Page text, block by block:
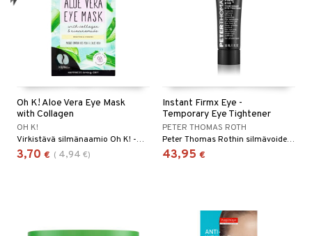
Oh K! Aloe Vera Eye Mask
with Collagen
OH K!
Virkistävä silmänaamio Oh K! -merkiltä.
3,70 € ( 4,94 €)
Instant Firmx Eye -
Temporary Eye Tightener
PETER THOMAS ROTH
Peter Thomas Rothin silmävoide antaen välittömästi siloittavan vaikutuksen
43,95 €